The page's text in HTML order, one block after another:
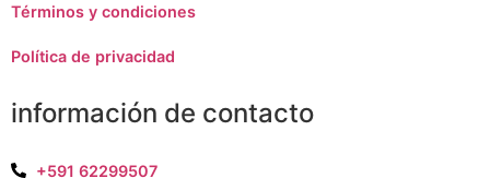
Términos y condiciones
Política de privacidad
información de contacto
+591 62299507